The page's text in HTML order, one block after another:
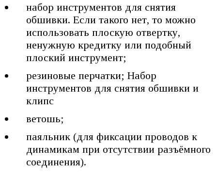
набор инструментов для снятия
обшивки. Если такого нет, то можно
использовать плоскую отвертку,
ненужную кредитку или подобный
плоский инструмент;
резиновые перчатки; Набор
инструментов для снятия обшивки и
клипс
ветошь;
паяльник (для фиксации проводов к
динамикам при отсутствии разъёмного
соединения).